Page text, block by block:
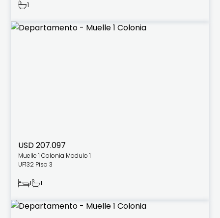
1
USD 207.097
Muelle 1 Colonia Modulo 1
UF132 Piso 3
1 1